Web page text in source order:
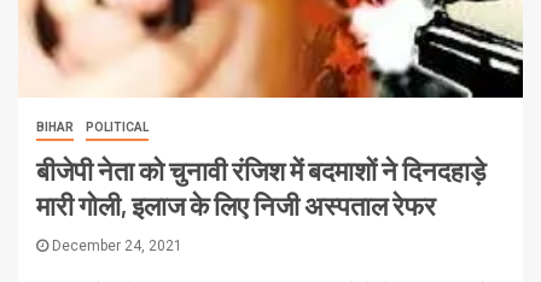
BIHAR POLITICAL
बीजेपी नेता को चुनावी रंजिश में बदमाशों ने दिनदहाड़े
मारी गोली, इलाज के लिए निजी अस्पताल रेफर
December 24, 2021